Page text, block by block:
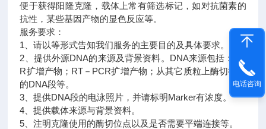
便于获得阳隆克隆，载体上常有筛选标记，如对抗菌素的
抗性，某些基因产物的显色反应等。
服务要求：
1、请以等形式告知我们服务的主要目的及具体要求。
2、提供外源DNA的来源及背景资料。DNA来源包括：PC
R扩增产物；RT－PCR扩增产物；从其它质粒上酶切得到
的DNA段等。
3、提供DNA段的电泳照片，并请标明Marker有浓度。
4、提供载体来源与背景资料。
5、注明克隆使用的酶切位点以及是否需要平端连接等。
电话咨询